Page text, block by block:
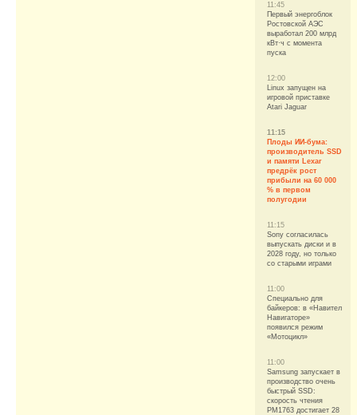
11:45
Первый энергоблок
Ростовской АЭС
выработал 200 млрд
кВт·ч с момента
пуска
12:00
Linux запущен на
игровой приставке
Atari Jaguar
11:15
Плоды ИИ-бума:
производитель SSD
и памяти Lexar
предрёк рост
прибыли на 60 000
% в первом
полугодии
11:15
Sony согласилась
выпускать диски и в
2028 году, но только
со старыми играми
11:00
Специально для
байкеров: в «Навител
Навигаторе»
появился режим
«Мотоцикл»
11:00
Samsung запускает в
производство очень
быстрый SSD:
cкорость чтения
PM1763 достигает 28